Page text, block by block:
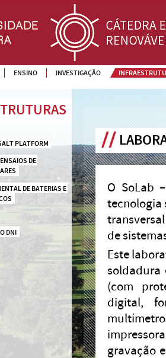
ENSINO INVESTIGAÇÃO
PLATFORM
DE
DE BATERIAS E
DNI
O SoLab
tecnologia
de
Este
soldadura
(com
digital,
gravação